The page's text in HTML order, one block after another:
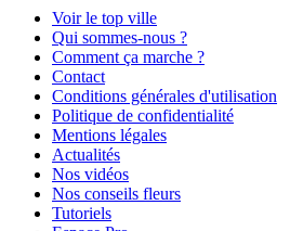
Voir le top ville
Qui sommes-nous ?
Comment ça marche ?
Contact
Conditions générales d'utilisation
Politique de confidentialité
Mentions légales
Actualités
Nos vidéos
Nos conseils fleurs
Tutoriels